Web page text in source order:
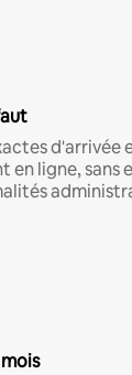
d'arrivée
en ligne, sans